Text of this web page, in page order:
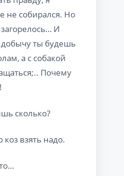
не собирался. Но
загорелось… И
ты будешь
а с собакой
Почему
сколько?
взять надо.